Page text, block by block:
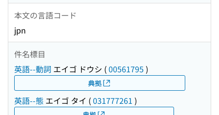
本文の言語コード
jpn
件名標目
英語--動詞 エイゴ ドウシ (00561795 )
典拠
英語--態 エイゴ タイ (031777261 )